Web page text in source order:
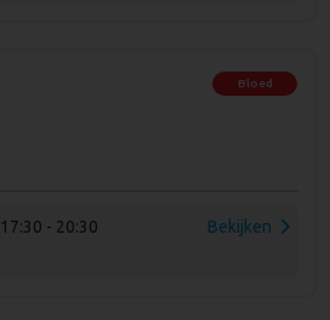
Bloed
17:30 - 20:30
Bekijken